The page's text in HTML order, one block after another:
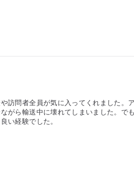
訪問者全員が気に入ってくれました。
がら輸送中に壊れてしまいました。で
い経験でした。